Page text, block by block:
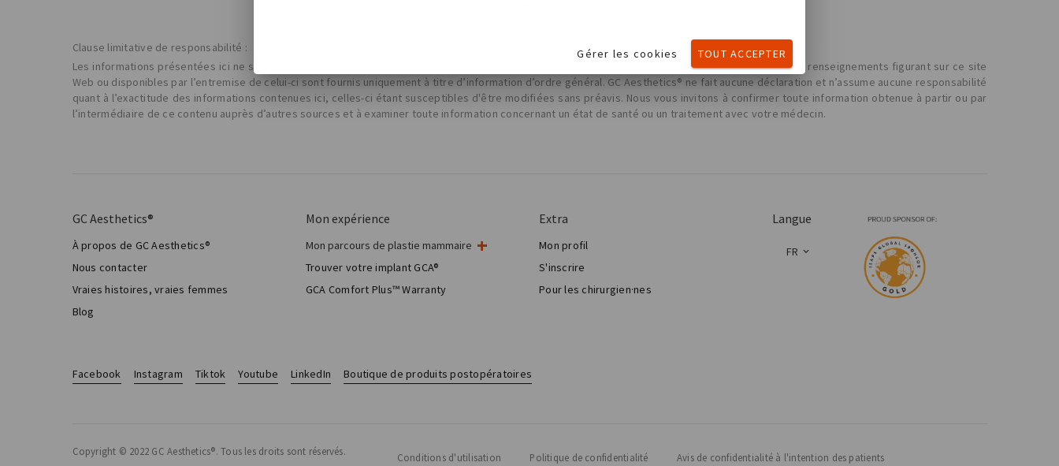
Clause limitative de responsabilité :
Les informations présentées ici ne sont pas censées remplacer un avis, un diagnostic ou un traitement médical professionnel. Les contenus et les renseignements figurant sur ce site
Web ou disponibles par l’entremise de celui-ci sont fournis uniquement à titre d’information d’ordre général. GC Aesthetics® ne fait aucune déclaration et n’assume aucune responsabilité
quant à l’exactitude des informations contenues ici, celles-ci étant susceptibles d'être modifiées sans préavis. Nous vous invitons à confirmer toute information obtenue à partir ou par
l’intermédiaire de ce contenu auprès d’autres sources et à examiner toute information concernant un état de santé ou un traitement avec votre médecin.
GC Aesthetics®
À propos de GC Aesthetics®
Nous contacter
Vraies histoires, vraies femmes
Blog
Mon expérience
Mon parcours de plastie mammaire
Ma chirurgie mammaire
Chirurgie esthétique mammaire
Total Breast Reconstruction™
Trouver votre implant GCA®
GCA Comfort Plus™ Warranty
Extra
Mon profil
S'inscrire
Pour les chirurgien·nes
Langue
FR
Facebook Instagram Tiktok Youtube LinkedIn Boutique de produits postopératoires
Copyright © 2022 GC Aesthetics®. Tous les droits sont réservés. Conditions d'utilisation Politique de confidentialité Avis de confidentialité à l'intention des patients
Gérer les cookies TOUT ACCEPTER